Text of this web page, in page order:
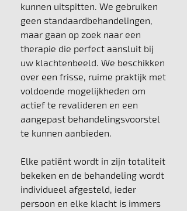
kunnen uitspitten. We gebruiken
geen standaardbehandelingen,
maar gaan op zoek naar een
therapie die perfect aansluit bij
uw klachtenbeeld. We beschikken
over een frisse, ruime praktijk met
voldoende mogelijkheden om
actief te revalideren en een
aangepast behandelingsvoorstel
te kunnen aanbieden.
Elke patiënt wordt in zijn totaliteit
bekeken en de behandeling wordt
individueel afgesteld, ieder
persoon en elke klacht is immers